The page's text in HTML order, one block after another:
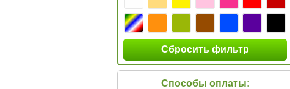
Сбросить фильтр
Способы оплаты: